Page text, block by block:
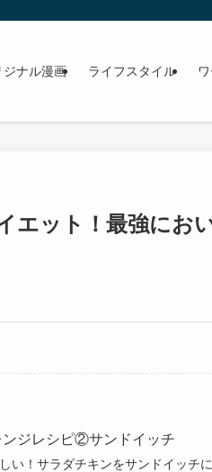
ジナル漫画 ライフスタイル
エット！最強にお
ンジレシピ②サンドイッチ
い！サラダチキンをサンドイッチに